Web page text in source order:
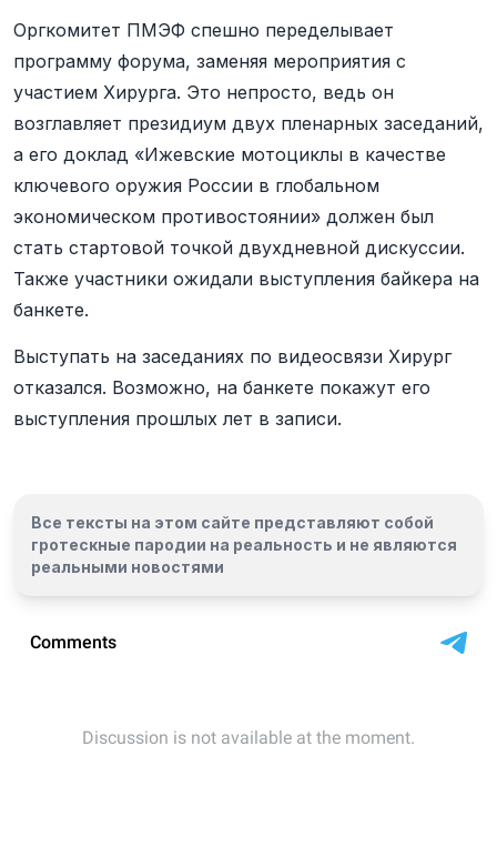
Оргкомитет ПМЭФ спешно переделывает
программу форума, заменяя мероприятия с
участием Хирурга. Это непросто, ведь он
возглавляет президиум двух пленарных заседаний,
а его доклад «Ижевские мотоциклы в качестве
ключевого оружия России в глобальном
экономическом противостоянии» должен был
стать стартовой точкой двухдневной дискуссии.
Также участники ожидали выступления байкера на
банкете.
Выступать на заседаниях по видеосвязи Хирург
отказался. Возможно, на банкете покажут его
выступления прошлых лет в записи.
Все тексты на этом сайте представляют собой
гротескные пародии на реальность и не являются
реальными новостями